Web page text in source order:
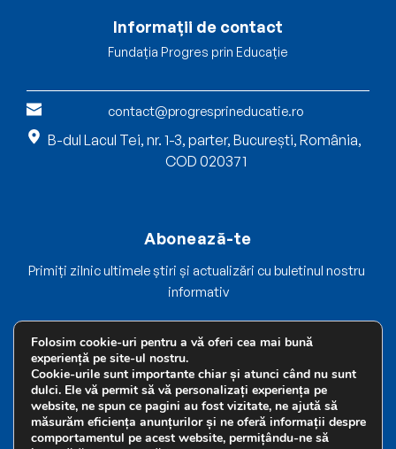
Informații de contact
Fundația Progres prin Educație
contact@progresprineducatie.ro
B-dul Lacul Tei, nr. 1-3, parter, București, România,
COD 020371
Abonează-te
Primiți zilnic ultimele știri și actualizări cu buletinul nostru
informativ
Înscrie-te acum
Folosim cookie-uri pentru a vă oferi cea mai bună
experiență pe site-ul nostru.
Cookie-urile sunt importante chiar și atunci când nu sunt
dulci. Ele vă permit să vă personalizați experiența pe
website, ne spun ce pagini au fost vizitate, ne ajută să
măsurăm eficiența anunțurilor și ne oferă informații despre
comportamentul pe acest website, permițându-ne să